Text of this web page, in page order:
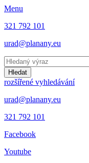
Menu
321 792 101
urad@planany.eu
Hledat
rozšířené vyhledávání
urad@planany.eu
321 792 101
Facebook
Youtube